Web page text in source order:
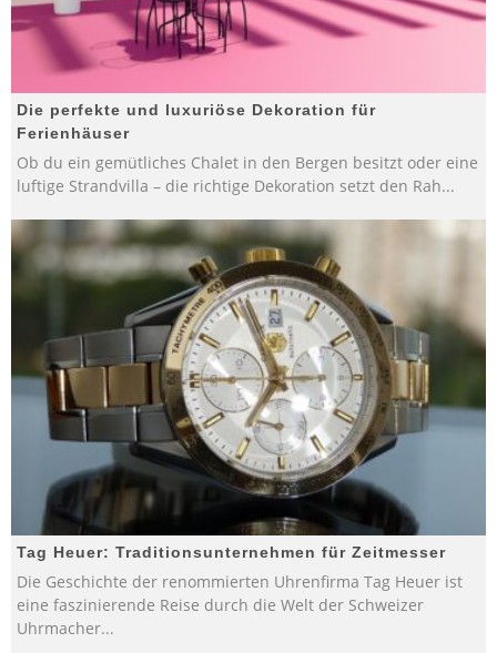
Die perfekte und luxuriöse Dekoration für
Ferienhäuser
Ob du ein gemütliches Chalet in den Bergen besitzt oder eine
luftige Strandvilla – die richtige Dekoration setzt den Rah...
Tag Heuer: Traditionsunternehmen für Zeitmesser
Die Geschichte der renommierten Uhrenfirma Tag Heuer ist
eine faszinierende Reise durch die Welt der Schweizer
Uhrmacher...